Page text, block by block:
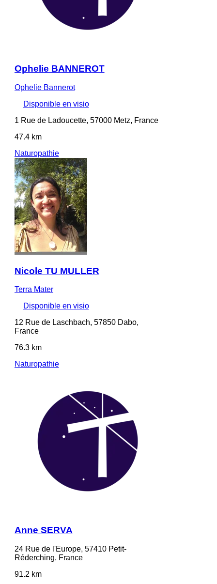
Ophelie BANNEROT
Ophelie Bannerot
Disponible en visio
1 Rue de Ladoucette, 57000 Metz, France
47.4 km
Naturopathie
Nicole TU MULLER
Terra Mater
Disponible en visio
12 Rue de Laschbach, 57850 Dabo,
France
76.3 km
Naturopathie
Anne SERVA
24 Rue de l'Europe, 57410 Petit-
Réderching, France
91.2 km